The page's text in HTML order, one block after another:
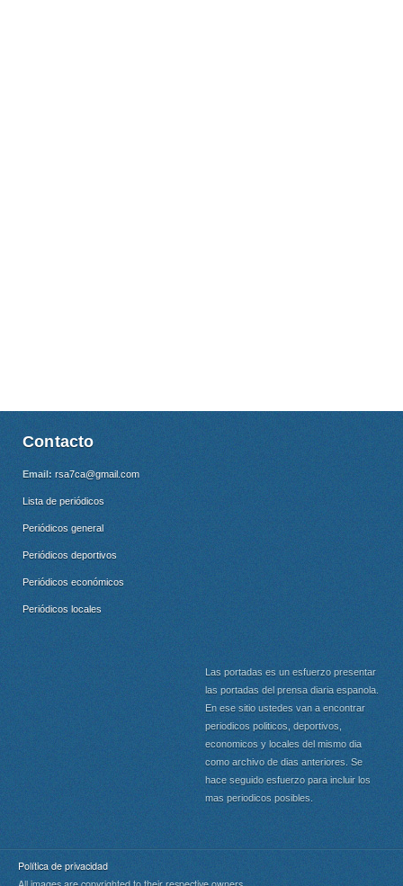
Contacto
Email: rsa7ca@gmail.com
Lista de periódicos
Periódicos general
Periódicos deportivos
Periódicos económicos
Periódicos locales
Las portadas es un esfuerzo presentar
las portadas del prensa diaria espanola.
En ese sitio ustedes van a encontrar
periodicos politicos, deportivos,
economicos y locales del mismo dia
como archivo de dias anteriores. Se
hace seguido esfuerzo para incluir los
mas periodicos posibles.
Política de privacidad